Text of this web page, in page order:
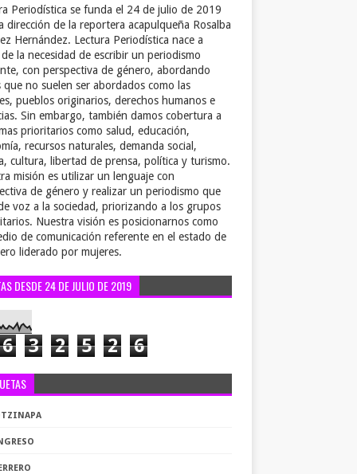
Periodística se funda el 24 de julio de 2019
dirección de la reportera acapulqueña Rosalba
Hernández. Lectura Periodística nace a
la necesidad de escribir un periodismo
con perspectiva de género, abordando
que no suelen ser abordados como las
pueblos originarios, derechos humanos e
Sin embargo, también damos cobertura a
prioritarios como salud, educación,
recursos naturales, demanda social,
cultura, libertad de prensa, política y turismo.
misión es utilizar un lenguaje con
de género y realizar un periodismo que
voz a la sociedad, priorizando a los grupos
Nuestra visión es posicionarnos como
de comunicación referente en el estado de
liderado por mujeres.
DESDE 24 DE JULIO DE 2019
6 3 2 5 2 6